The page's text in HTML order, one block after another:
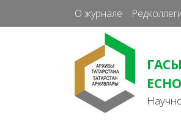
О журнале